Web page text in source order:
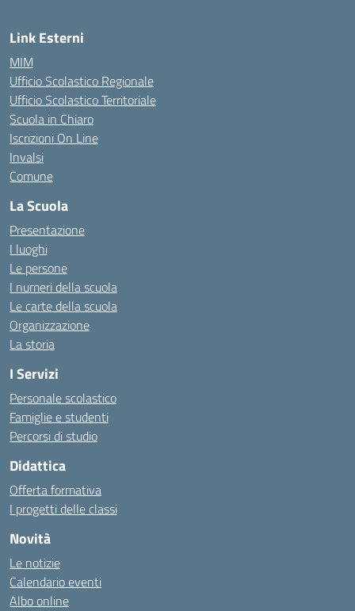
Link Esterni
MIM
Ufficio Scolastico Regionale
Ufficio Scolastico Territoriale
Scuola in Chiaro
Iscrizioni On Line
Invalsi
Comune
La Scuola
Presentazione
I luoghi
Le persone
I numeri della scuola
Le carte della scuola
Organizzazione
La storia
I Servizi
Personale scolastico
Famiglie e studenti
Percorsi di studio
Didattica
Offerta formativa
I progetti delle classi
Novità
Le notizie
Calendario eventi
Albo online